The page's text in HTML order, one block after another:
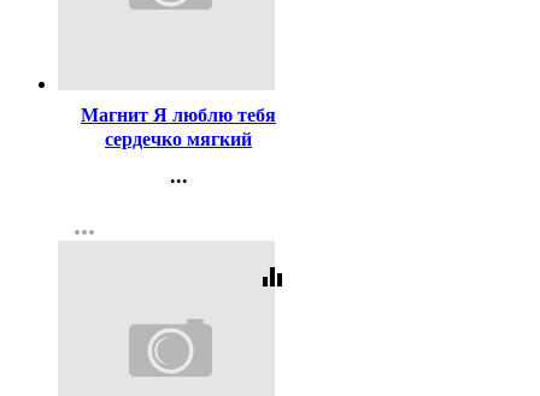
Магнит Я люблю тебя
сердечко мягкий
...
Регистрация
more_horiz
equalizer